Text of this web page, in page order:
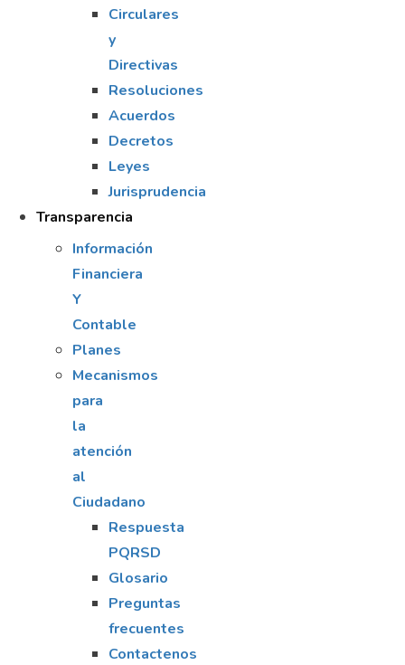
Circulares
y
Directivas
Resoluciones
Acuerdos
Decretos
Leyes
Jurisprudencia
Transparencia
Información
Financiera
Y
Contable
Planes
Mecanismos
para
la
atención
al
Ciudadano
Respuesta
PQRSD
Glosario
Preguntas
frecuentes
Contactenos